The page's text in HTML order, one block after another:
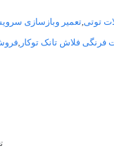
توتی تعمیر وبازسازی سرویس
فرنگی فلاش تانک توکار فروش